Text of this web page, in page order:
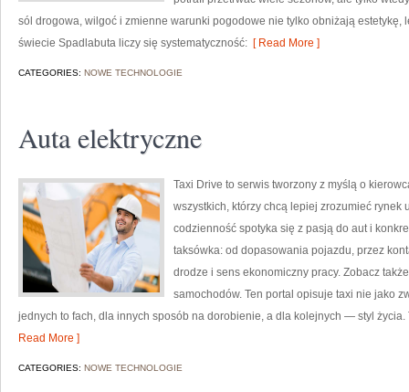
sól drogowa, wilgoć i zmienne warunki pogodowe nie tylko obniżają estetykę,
świecie Spadlabuta liczy się systematyczność: [ Read More ]
CATEGORIES: NOWE TECHNOLOGIE
Auta elektryczne
Taxi Drive to serwis tworzony z myślą o
wszystkich, którzy chcą lepiej zrozumieć rynek
codzienność spotyka się z pasją do aut i
taksówka: od dopasowania pojazdu, przez
drodze i sens ekonomiczny pracy. Zobacz
samochodów. Ten portal opisuje taxi nie jako
jednych to fach, dla innych sposób na dorobienie, a dla kolejnych — styl
Read More ]
CATEGORIES: NOWE TECHNOLOGIE